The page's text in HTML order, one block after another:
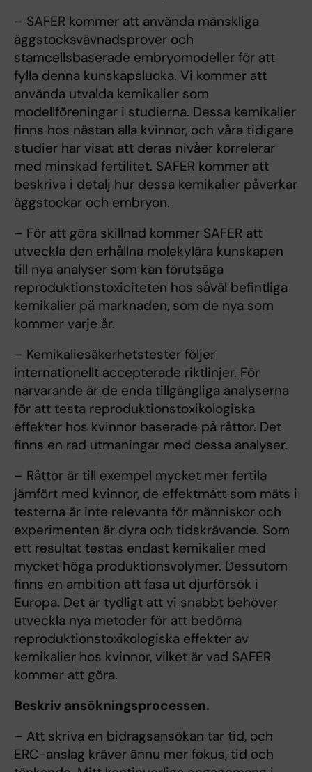
– SAFER kommer att använda mänskliga
äggstocksvävnadsprover och
stamcellsbaserade embryomodeller för att
fylla denna kunskapslucka. Vi kommer att
använda utvalda kemikalier som
modellföreningar i studierna. Dessa kemikalier
finns hos nästan alla kvinnor, och våra tidigare
studier har visat att deras nivåer korrelerar
med minskad fertilitet. SAFER kommer att
beskriva i detalj hur dessa kemikalier påverkar
äggstockar och embryon.
– För att göra skillnad kommer SAFER att
utveckla den erhållna molekylära kunskapen
till nya analyser som kan förutsäga
reproduktionstoxiciteten hos såväl befintliga
kemikalier på marknaden, som de nya som
kommer varje år.
– Kemikaliesäkerhetstester följer
internationellt accepterade riktlinjer. För
närvarande är de enda tillgängliga analyserna
för att testa reproduktionstoxikologiska
effekter hos kvinnor baserade på råttor. Det
finns en rad utmaningar med dessa analyser.
– Råttor är till exempel mycket mer fertila
jämfört med kvinnor, de effektmått som mäts i
testerna är inte relevanta för människor och
experimenten är dyra och tidskrävande. Som
ett resultat testas endast kemikalier med
mycket höga produktionsvolymer. Dessutom
finns en ambition att fasa ut djurförsök i
Europa. Det är tydligt att vi snabbt behöver
utveckla nya metoder för att bedöma
reproduktionstoxikologiska effekter av
kemikalier hos kvinnor, vilket är vad SAFER
kommer att göra.
Beskriv ansökningsprocessen.
– Att skriva en bidragsansökan tar tid, och
ERC-anslag kräver ännu mer fokus, tid och